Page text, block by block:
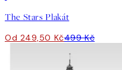
The Stars Plakát
Od 249,50 Kč499 Kč